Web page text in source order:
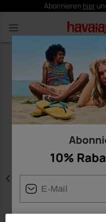
Abonnieren hier
Vorherige
10%